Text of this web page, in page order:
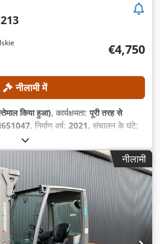
€4,750
नीलामी में
किया हुआ), कार्यक्षमता:पूरी तरह से
, निर्माण वर्ष: 2021, संचालन के घंटे:
4,700 मिमी
2,125 मिमी, उपकरण:साइडशिफ्ट,
नीलामी